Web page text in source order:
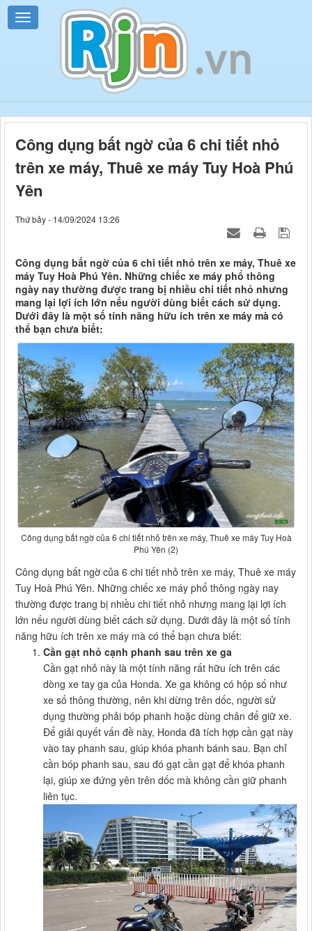
Công dụng bất ngờ của 6 chi tiết nhỏ
trên xe máy, Thuê xe máy Tuy Hoà Phú
Yên
Thứ bảy - 14/09/2024 13:26
Công dụng bất ngờ của 6 chi tiết nhỏ trên xe máy, Thuê xe
máy Tuy Hoà Phú Yên. Những chiếc xe máy phổ thông
ngày nay thường được trang bị nhiều chi tiết nhỏ nhưng
mang lại lợi ích lớn nếu người dùng biết cách sử dụng.
Dưới đây là một số tính năng hữu ích trên xe máy mà có
thể bạn chưa biết:
Công dụng bất ngờ của 6 chi tiết nhỏ trên xe máy, Thuê xe máy Tuy Hoà
Phú Yên (2)
Công dụng bất ngờ của 6 chi tiết nhỏ trên xe máy, Thuê xe máy
Tuy Hoà Phú Yên. Những chiếc xe máy phổ thông ngày nay
thường được trang bị nhiều chi tiết nhỏ nhưng mang lại lợi ích
lớn nếu người dùng biết cách sử dụng. Dưới đây là một số tính
năng hữu ích trên xe máy mà có thể bạn chưa biết:
Cần gạt nhỏ cạnh phanh sau trên xe ga
Cần gạt nhỏ này là một tính năng rất hữu ích trên các
dòng xe tay ga của Honda. Xe ga không có hộp số như
xe số thông thường, nên khi dừng trên dốc, người sử
dụng thường phải bóp phanh hoặc dùng chân để giữ xe.
Để giải quyết vấn đề này, Honda đã tích hợp cần gạt này
vào tay phanh sau, giúp khóa phanh bánh sau. Bạn chỉ
cần bóp phanh sau, sau đó gạt cần gạt để khóa phanh
lại, giúp xe đứng yên trên dốc mà không cần giữ phanh
liên tục.